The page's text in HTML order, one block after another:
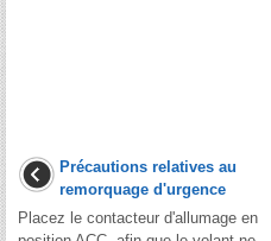
Précautions relatives au
remorquage d'urgence
Placez le contacteur d'allumage en